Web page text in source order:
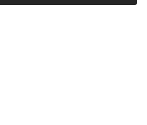
vær eller for de som
putten.